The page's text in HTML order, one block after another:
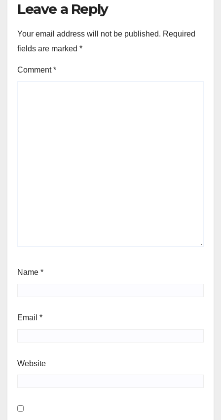
Leave a Reply
Your email address will not be published. Required
fields are marked *
Comment*
Name *
Email *
Website